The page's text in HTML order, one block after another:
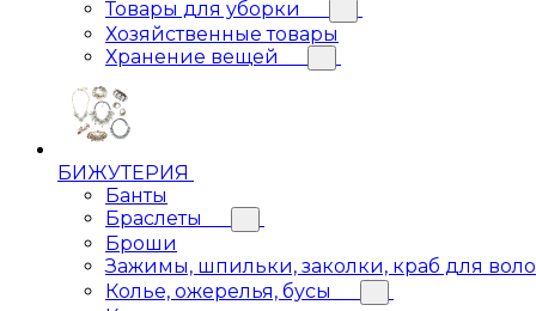
Товары для уборки
Хозяйственные товары
Хранение вещей
БИЖУТЕРИЯ
Банты
Браслеты
Броши
Зажимы, шпильки, заколки, краб для
Колье, ожерелья, бусы